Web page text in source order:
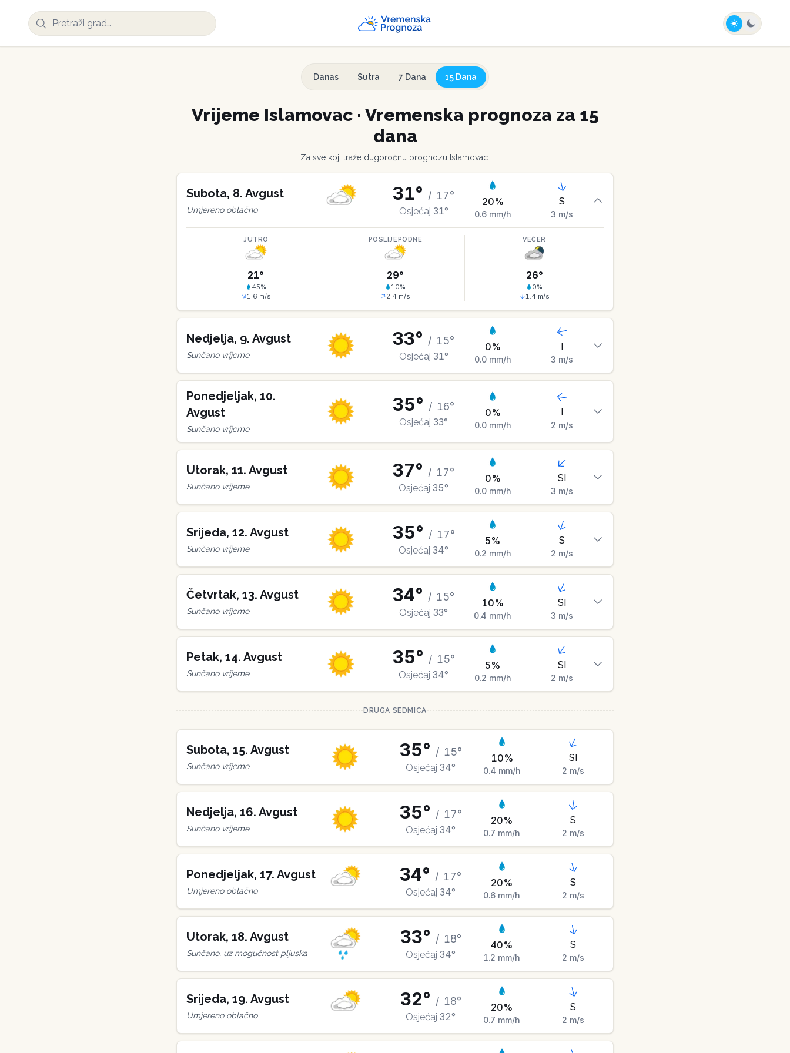
Danas Sutra 7 Dana 15 Dana
Vrijeme Islamovac· Vremenska prognoza za 15
dana
Za sve koji traže dugoročnu prognozu Islamovac
Subota, 8. Avgust
Umjereno oblačno
31° / 17°
Osjećaj 31°
20%
0.6mm/h
S
3 m/s
JUTRO
21°
45%
1.6 m/s
POSLIJEPODNE
29°
10%
2.4 m/s
VEČER
26°
0%
1.4 m/s
Nedjelja, 9. Avgust
Sunčano vrijeme
33° / 15°
Osjećaj 31°
0%
0.0mm/h
I
3 m/s
Ponedjeljak, 10.
Avgust
Sunčano vrijeme
35° / 16°
Osjećaj 33°
0%
0.0mm/h
I
2 m/s
Utorak, 11. Avgust
Sunčano vrijeme
37° / 17°
Osjećaj 35°
0%
0.0mm/h
SI
3 m/s
Srijeda, 12. Avgust
Sunčano vrijeme
35° / 17°
Osjećaj 34°
5%
0.2 mm/h
S
2 m/s
Četvrtak, 13. Avgust
Sunčano vrijeme
34° / 15°
Osjećaj 33°
10%
0.4 mm/h
SI
3 m/s
Petak, 14. Avgust
Sunčano vrijeme
35° / 15°
Osjećaj 34°
5%
0.2 mm/h
SI
2 m/s
DRUGA SEDMICA
Subota, 15. Avgust
Sunčano vrijeme
35° / 15°
Osjećaj 34°
10%
0.4 mm/h
SI
2 m/s
Nedjelja, 16. Avgust
Sunčano vrijeme
35° / 17°
Osjećaj 34°
20%
0.7 mm/h
S
2 m/s
Ponedjeljak, 17. Avgust
Umjereno oblačno
34° / 17°
Osjećaj 34°
20%
0.6 mm/h
S
2 m/s
Utorak, 18. Avgust
Sunčano, uz mogućnost pljuska
33° / 18°
Osjećaj 34°
40%
1.2 mm/h
S
2 m/s
Srijeda, 19. Avgust
Umjereno oblačno
32° / 18°
Osjećaj 32°
20%
0.7 mm/h
S
2 m/s